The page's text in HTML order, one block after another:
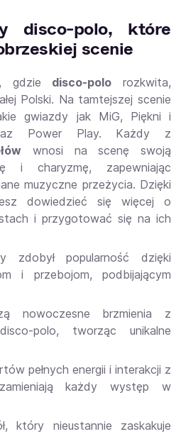
disco-polo, które
scenie
gdzie disco-polo rozkwita,
Polski. Na tamtejszej scenie
gwiazdy jak MiG, Piękni i
Power Play. Każdy z
wnosi na scenę swoją
i charyzmę, zapewniając
muzyczne przeżycia. Dzięki
dowiedzieć się więcej o
i przygotować się na ich
popularność dzięki
i przebojom, podbijającym
nowoczesne brzmienia z
polo, tworząc unikalne
pełnych energii i interakcji z
każdy występ w
który nieustannie zaskakuje